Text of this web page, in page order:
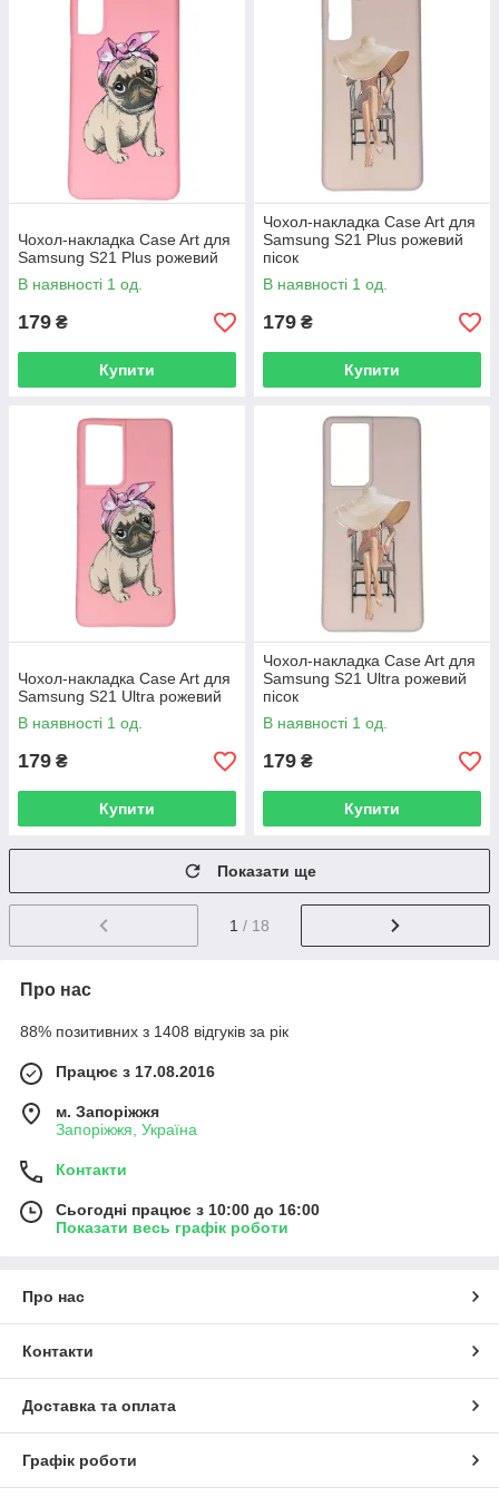
Чохол-накладка Case Art для
Samsung S21 Plus рожевий
В наявності 1 од.
179 ₴
Купити
Чохол-накладка Case Art для
Samsung S21 Plus рожевий
пісок
В наявності 1 од.
179 ₴
Купити
Чохол-накладка Case Art для
Samsung S21 Ultra рожевий
В наявності 1 од.
179 ₴
Купити
Чохол-накладка Case Art для
Samsung S21 Ultra рожевий
пісок
В наявності 1 од.
179 ₴
Купити
Показати ще
1 / 18
Про нас
88% позитивних з 1408 відгуків за рік
Працює з 17.08.2016
м. Запоріжжя
Запоріжжя, Україна
Контакти
Сьогодні працює з 10:00 до 16:00
Показати весь графік роботи
Про нас
Контакти
Доставка та оплата
Графік роботи